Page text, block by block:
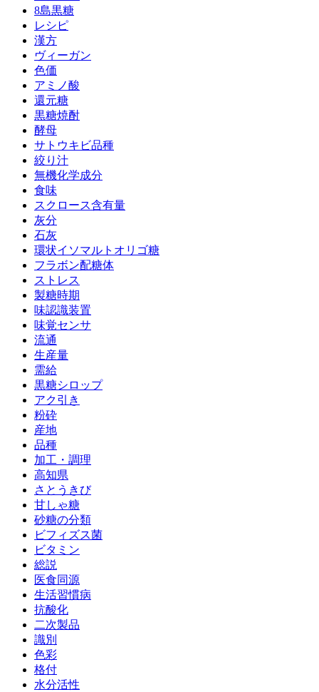
8島黒糖
レシピ
漢方
ヴィーガン
色価
アミノ酸
還元糖
黒糖焼酎
酵母
サトウキビ品種
絞り汁
無機化学成分
食味
スクロース含有量
灰分
石灰
環状イソマルトオリゴ糖
フラボン配糖体
ストレス
製糖時期
味認識装置
味覚センサ
流通
生産量
需給
黒糖シロップ
アク引き
粉砕
産地
品種
加工・調理
高知県
さとうきび
甘しゃ糖
砂糖の分類
ビフィズス菌
ビタミン
総説
医食同源
生活習慣病
抗酸化
二次製品
識別
色彩
格付
水分活性